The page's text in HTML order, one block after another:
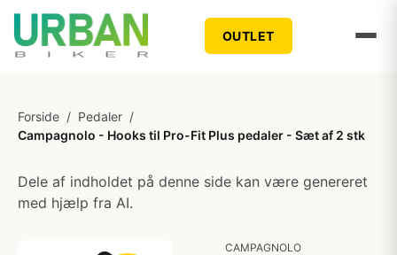
OUTLET
Forside / Pedaler /
Campagnolo - Hooks til Pro-Fit Plus pedaler - Sæt af 2 stk
Dele af indholdet på denne side kan være genereret
med hjælp fra AI.
CAMPAGNOLO